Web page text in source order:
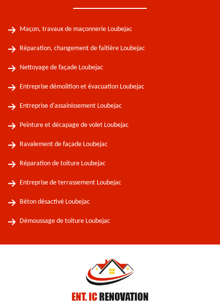
Maçon, travaux de maçonnerie Loubejac
Réparation, changement de faîtière Loubejac
Nettoyage de façade Loubejac
Entreprise démolition et évacuation Loubejac
Entreprise d'assainissement Loubejac
Peinture et décapage de volet Loubejac
Ravalement de façade Loubejac
Réparation de toiture Loubejac
Entreprise de terrassement Loubejac
Béton désactivé Loubejac
Démoussage de toiture Loubejac